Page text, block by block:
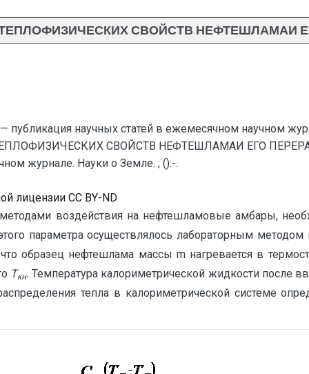
СВОЙСТВ НЕФТЕШЛАМАИ
публикация научных статей в ежемесячном научном
СВОЙСТВ НЕФТЕШЛАМАИ ЕГО
журнале. Науки о Земле. ; ():-.
лицензии CC BY-ND
воздействия на нефтешламовые амбары,
параметра осуществлялось лабораторным
образец нефтешлама массы m нагревается в
Ткн.Температура калориметрической жидкости после
тепла в калориметрической системе